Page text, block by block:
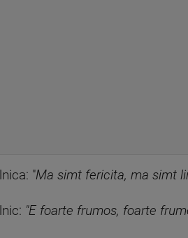
"Ma simt fericita, ma simt
"E foarte frumos, foarte